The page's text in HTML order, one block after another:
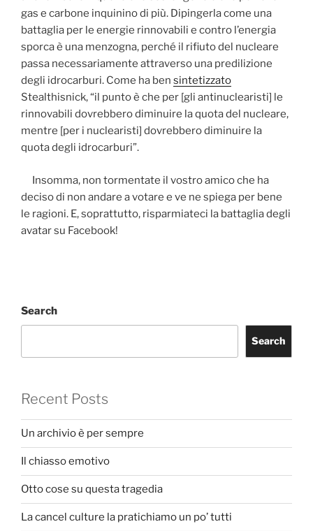
gas e carbone inquinino di più. Dipingerla come una
battaglia per le energie rinnovabili e contro l’energia
sporca è una menzogna, perché il rifiuto del nucleare
passa necessariamente attraverso una predilizione
degli idrocarburi. Come ha ben sintetizzato
Stealthisnick, “il punto è che per [gli antinuclearisti] le
rinnovabili dovrebbero diminuire la quota del nucleare,
mentre [per i nuclearisti] dovrebbero diminuire la
quota degli idrocarburi”.
Insomma, non tormentate il vostro amico che ha
deciso di non andare a votare e ve ne spiega per bene
le ragioni. E, soprattutto, risparmiateci la battaglia degli
avatar su Facebook!
Search
Search
Recent Posts
Un archivio è per sempre
Il chiasso emotivo
Otto cose su questa tragedia
La cancel culture la pratichiamo un po’ tutti